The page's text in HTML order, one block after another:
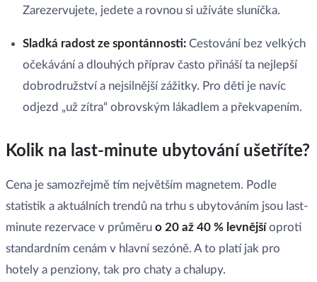
Zarezervujete, jedete a rovnou si užíváte sluníčka.
Sladká radost ze spontánnosti: Cestování bez velkých
očekávání a dlouhých příprav často přináší ta nejlepší
dobrodružství a nejsilnější zážitky. Pro děti je navíc
odjezd „už zítra“ obrovským lákadlem a překvapením.
Kolik na last-minute ubytování ušetříte?
Cena je samozřejmě tím největším magnetem. Podle
statistik a aktuálních trendů na trhu s ubytováním jsou last-
minute rezervace v průměru o 20 až 40 % levnějšíoproti
standardním cenám v hlavní sezóně. A to platí jak pro
hotely a penziony, tak pro chaty a chalupy.